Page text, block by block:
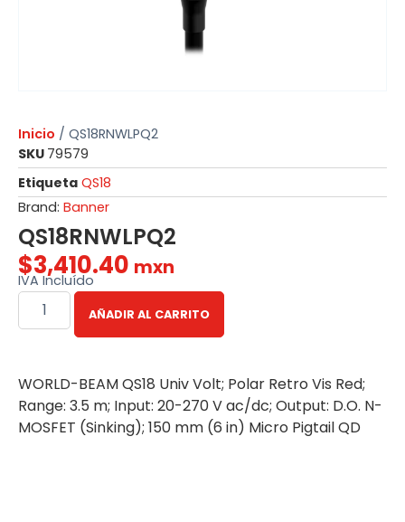
Inicio / QS18RNWLPQ2
SKU 79579
Etiqueta QS18
Brand: Banner
QS18RNWLPQ2
$3,410.40 mxn
IVA Incluído
AÑADIR AL CARRITO
WORLD-BEAM QS18 Univ Volt; Polar Retro Vis Red;
Range: 3.5 m; Input: 20-270 V ac/dc; Output: D.O. N-
MOSFET (Sinking); 150 mm (6 in) Micro Pigtail QD